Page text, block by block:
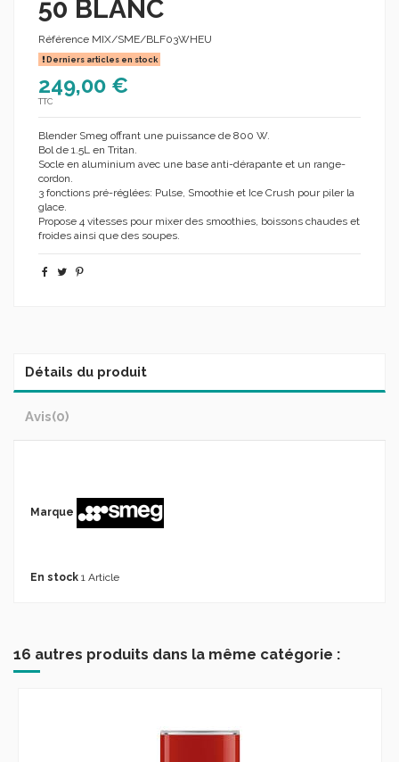
50 BLANC
Référence MIX/SME/BLF03WHEU
Derniers articles en stock
249,00 €
TTC
Blender Smeg offrant une puissance de 800 W.
Bol de 1.5L en Tritan.
Socle en aluminium avec une base anti-dérapante et un range-
cordon.
3 fonctions pré-réglées: Pulse, Smoothie et Ice Crush pour piler la
glace.
Propose 4 vitesses pour mixer des smoothies, boissons chaudes et
froides ainsi que des soupes.
Détails du produit
Avis(0)
Marque
En stock 1 Article
16 autres produits dans la même catégorie :